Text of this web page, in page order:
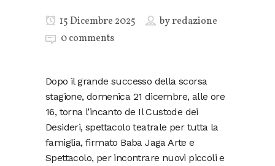
15 Dicembre 2025 byredazione
0 comments
Dopo il grande successo della scorsa
stagione, domenica 21 dicembre, alle ore
16, torna l’incanto de Il Custode dei
Desideri, spettacolo teatrale per tutta la
famiglia, firmato Baba Jaga Arte e
Spettacolo, per incontrare nuovi piccoli e